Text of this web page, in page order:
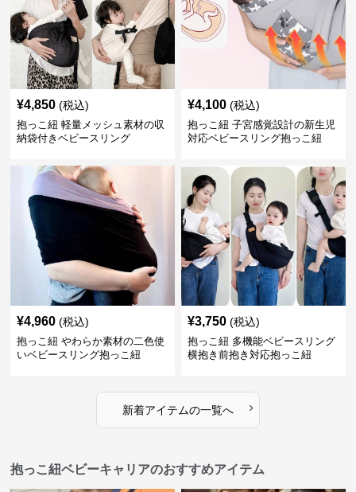
¥4,850 (税込)
抱っこ紐 軽量メッシュ素材の収
納袋付きベビースリング
¥4,100 (税込)
抱っこ紐 子宮感覚設計の新生児
対応ベビースリング抱っこ紐
¥4,960 (税込)
抱っこ紐 やわらか素材の二色使
いベビースリング抱っこ紐
¥3,750 (税込)
抱っこ紐 多機能ベビースリング
横抱き前抱き対応抱っこ紐
新着アイテムの一覧へ ›
抱っこ紐ベビーキャリアのおすすめアイテム